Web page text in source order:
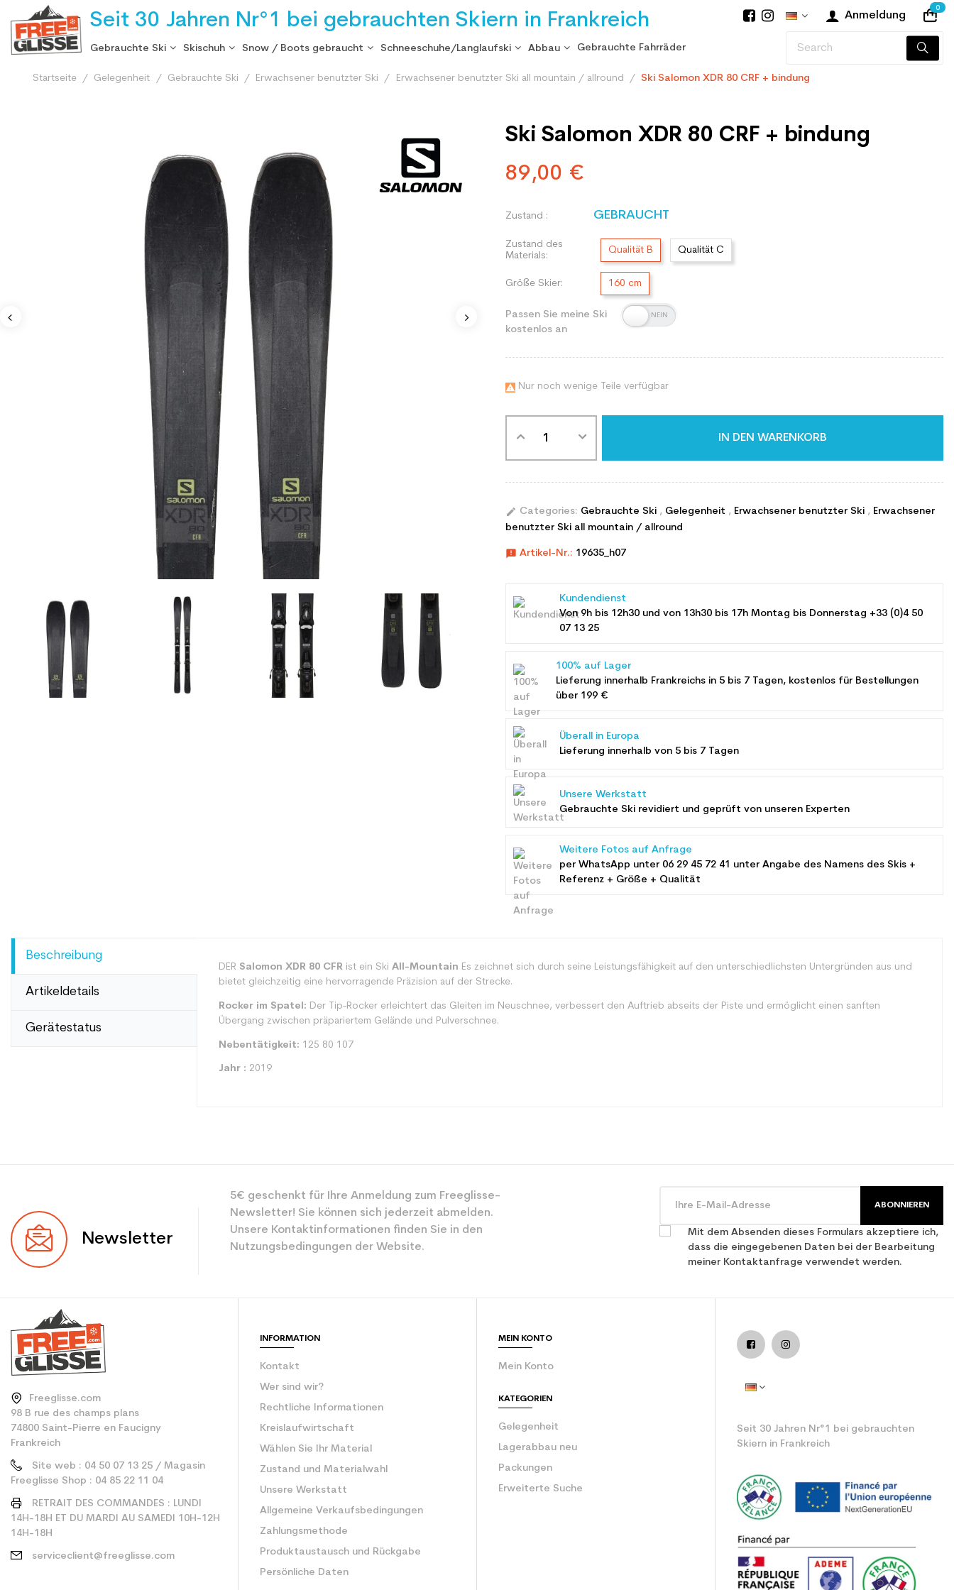
Seit 30 Jahren Nr°1 bei gebrauchten Skiern in Frankreich Anmeldung
0
Gebrauchte Ski Skischuh Snow / Boots gebraucht Schneeschuhe/Langlaufski Abbau Gebrauchte Fahrräder
Startseite Gelegenheit Gebrauchte Ski Erwachsener benutzter Ski Erwachsener benutzter Ski all mountain / allround Ski Salomon XDR 80 CRF + bindung
Ski Salomon XDR 80 CRF + bindung
89,00 €
Zustand : GEBRAUCHT
Zustand des
Materials:
Qualität B Qualität C
Größe Skier: 160 cm
Passen Sie meine Ski
kostenlos an
 Nur noch wenige Teile verfügbar
IN DEN WARENKORB
edit Categories: Gebrauchte Ski , Gelegenheit , Erwachsener benutzter Ski , Erwachsener
benutzter Ski all mountain / allround
announcement Artikel-Nr.: 19635_h07
Kundendienst
Von 9h bis 12h30 und von 13h30 bis 17h Montag bis Donnerstag +33 (0)4 50
07 13 25
100% auf Lager
Lieferung innerhalb Frankreichs in 5 bis 7 Tagen, kostenlos für Bestellungen
über 199 €
Überall in Europa
Lieferung innerhalb von 5 bis 7 Tagen
Unsere Werkstatt
Gebrauchte Ski revidiert und geprüft von unseren Experten
Weitere Fotos auf Anfrage
per WhatsApp unter 06 29 45 72 41 unter Angabe des Namens des Skis +
Referenz + Größe + Qualität
Beschreibung
Artikeldetails
Gerätestatus
DER Salomon XDR 80 CFRist ein Ski All-Mountain Es zeichnet sich durch seine Leistungsfähigkeit auf den unterschiedlichsten Untergründen aus und
bietet gleichzeitig eine hervorragende Präzision auf der Strecke.
Rocker im Spatel: Der Tip-Rocker erleichtert das Gleiten im Neuschnee, verbessert den Auftrieb abseits der Piste und ermöglicht einen sanften
Übergang zwischen präpariertem Gelände und Pulverschnee.
Nebentätigkeit: 125 80 107
Jahr : 2019
Benutzer
Ebene
Erwachsener benutzter Ski all mountain / allround
Newsletter
5€ geschenkt für Ihre Anmeldung zum Freeglisse-
Newsletter! Sie können sich jederzeit abmelden.
Unsere Kontaktinformationen finden Sie in den
Nutzungsbedingungen der Website.
ABONNIEREN
Mit dem Absenden dieses Formulars akzeptiere ich,
dass die eingegebenen Daten bei der Bearbeitung
meiner Kontaktanfrage verwendet werden.
Freeglisse.com
98 B rue des champs plans
74800 Saint-Pierre en Faucigny
Frankreich
Site web : 04 50 07 13 25 / Magasin
Freeglisse Shop : 04 85 22 11 04
RETRAIT DES COMMANDES : LUNDI
14H-18H ET DU MARDI AU SAMEDI 10H-12H
14H-18H
serviceclient@freeglisse.com
INFORMATION
Kontakt
Wer sind wir?
Rechtliche Informationen
Kreislaufwirtschaft
Wählen Sie Ihr Material
Zustand und Materialwahl
Unsere Werkstatt
Allgemeine Verkaufsbedingungen
Zahlungsmethode
Produktaustausch und Rückgabe
Persönliche Daten
MEIN KONTO
Mein Konto
KATEGORIEN
Gelegenheit
Lagerabbau neu
Packungen
Erweiterte Suche
Seit 30 Jahren Nr°1 bei gebrauchten
Skiern in Frankreich